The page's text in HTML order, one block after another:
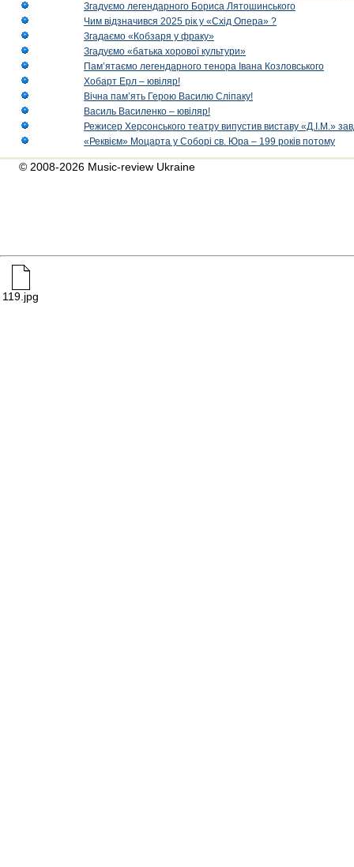
Згадуємо легендарного Бориса Лятошинського
Чим відзначився 2025 рік у «Схід Опера» ?
Згадаємо «Кобзаря у фраку»
Згадуємо «батька хорової культури»
Пам’ятаємо легендарного тенора Івана Козловського
Хобарт Ерл – ювіляр!
Вічна пам’ять Герою Василю Сліпаку!
Василь Василенко – ювіляр!
Режисер Херсонського театру випустив виставу «Д.І.М.»
«Реквієм» Моцарта у Соборі св. Юра – 199 років потому
© 2008-2026 Music-review Ukraine
119.jpg